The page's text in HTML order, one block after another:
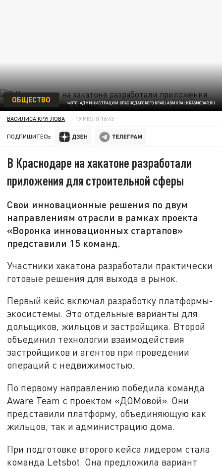
ФОТО: АДМИНИСТРАЦИИ КРАСНОДАРСКОГО КРАЯ/ ADMKRAI.KRASNODAR.RU
ОБЩЕСТВО
ВАСИЛИСА КРУГЛОВА 19 ИЮЛЯ 16:43
ПОДПИШИТЕСЬ:
В Краснодаре на хакатоне разработали
приложения для строительной сферы
Свои инновационные решения по двум
направлениям отрасли в рамках проекта
«Воронка инновационных стартапов»
представили 15 команд.
Участники хакатона разработали практически
готовые решения для выхода в рынок.
Первый кейс включал разработку платформы-
экосистемы. Это отдельные варианты для
дольщиков, жильцов и застройщика. Второй
объединил технологии взаимодействия
застройщиков и агентов при проведении
операций с недвижимостью.
По первому направлению победила команда
Aware Team с проектом «ДОМовой». Они
представили платформу, объединяющую как
жильцов, так и администрацию дома.
При подготовке второго кейса лидером стала
команда Letsbot. Она предложила вариант